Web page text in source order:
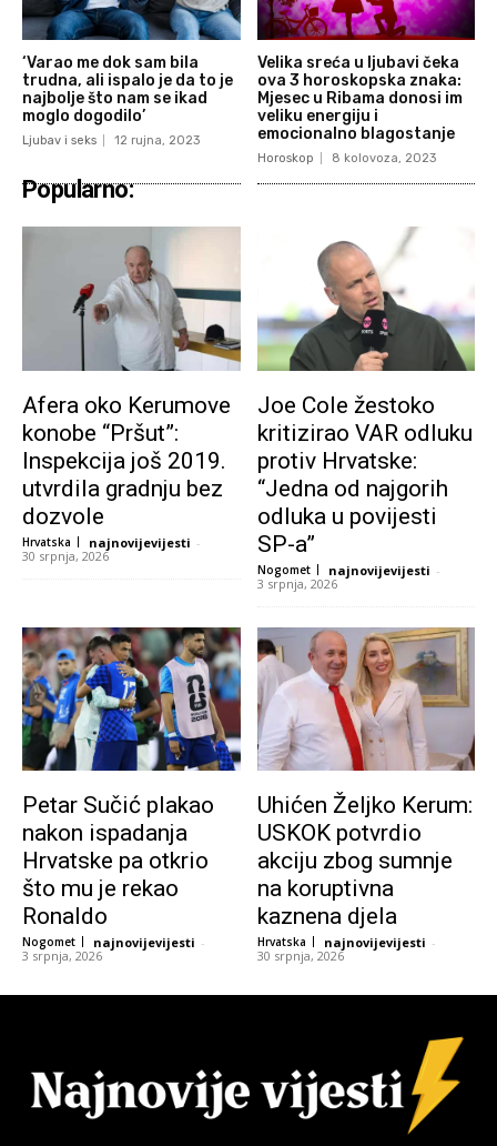
‘Varao me dok sam bila
trudna, ali ispalo je da to je
najbolje što nam se ikad
moglo dogodilo’
Ljubav i seks 12 rujna, 2023
Velika sreća u ljubavi čeka
ova 3 horoskopska znaka:
Mjesec u Ribama donosi im
veliku energiju i
emocionalno blagostanje
Horoskop 8 kolovoza, 2023
Popularno:
Afera oko Kerumove
konobe “Pršut”:
Inspekcija još 2019.
utvrdila gradnju bez
dozvole
Hrvatska najnovijevijesti -
30 srpnja, 2026
Joe Cole žestoko
kritizirao VAR odluku
protiv Hrvatske:
“Jedna od najgorih
odluka u povijesti
SP-a”
Nogomet najnovijevijesti -
3 srpnja, 2026
Petar Sučić plakao
nakon ispadanja
Hrvatske pa otkrio
što mu je rekao
Ronaldo
Nogomet najnovijevijesti -
3 srpnja, 2026
Uhićen Željko Kerum:
USKOK potvrdio
akciju zbog sumnje
na koruptivna
kaznena djela
Hrvatska najnovijevijesti -
30 srpnja, 2026